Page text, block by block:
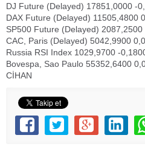
DJ Future (Delayed) 17851,0000 -
DAX Future (Delayed) 11505,4800
SP500 Future (Delayed)
CAC, Paris (Delayed) 5042,9900
Russia RSI Index 1029,9700 -
Bovespa, Sao Paulo 55352,6400
CİHAN